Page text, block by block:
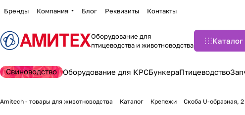
Бренды Компания Блог Реквизиты Контакты
Оборудование для
птицеводства и животноводства
Каталог
Свиноводство Оборудование для КРСБункераПтицеводство
Amitech - товары для животноводства Каталог Крепежи Скоба U-образная,